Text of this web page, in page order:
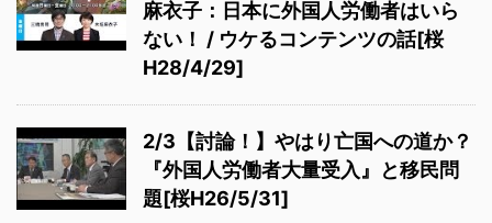
麻衣子：日本に外国人労働者はいら
ない！ / ウケるコンテンツの話[桜
H28/4/29]
2/3【討論！】やはり亡国への道か？
『外国人労働者大量受入』と移民問
題[桜H26/5/31]